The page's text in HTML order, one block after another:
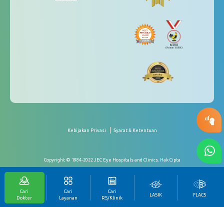
Kebijakan Privasi Syarat & Ketentuan
Copyright © 1984-2022 JEC Eye Hospitals and Clinics. Hak Cipta
Cari
Dokter
Cari
Layanan
Cari
RS/Klinik
LASIK FLACS